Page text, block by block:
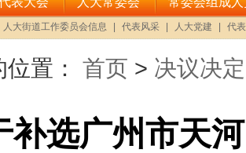
置： 首页 > 决议决定
补选广州市天